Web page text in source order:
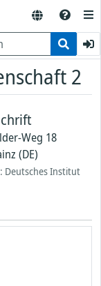
2
Weg 18
(DE)
Deutsches Institut